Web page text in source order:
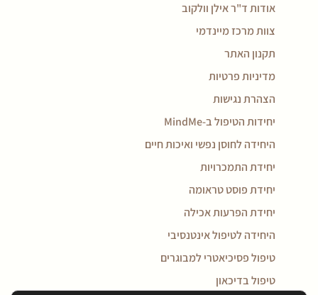
אודות ד"ר אילן וולקוב
צוות מרכז מיינדמי
תקנון האתר
מדיניות פרטיות
הצהרת נגישות
יחידות הטיפול ב-MindMe
היחידה לחוסן נפשי ואיכות חיים
יחידת התמכרויות
יחידת פוסט טראומה
יחידת הפרעות אכילה
היחידה לטיפול אינטנסיבי
טיפול פסיכיאטרי למבוגרים
טיפול בדיכאון